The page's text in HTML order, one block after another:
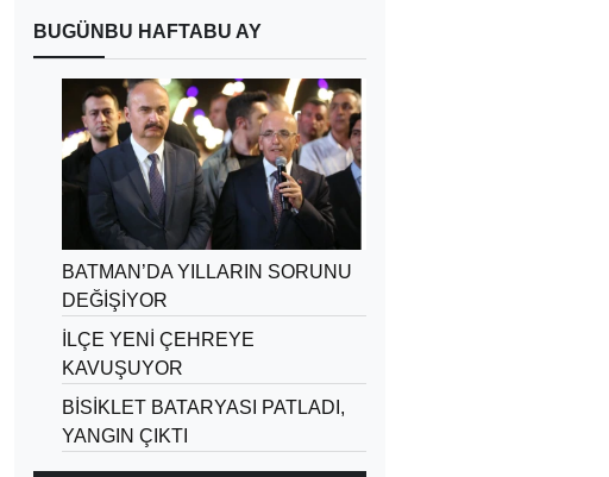
BUGÜN BU HAFTA BU AY
BATMAN’DA YILLARIN SORUNU
DEĞİŞİYOR
İLÇE YENİ ÇEHREYE
KAVUŞUYOR
BİSİKLET BATARYASI PATLADI,
YANGIN ÇIKTI